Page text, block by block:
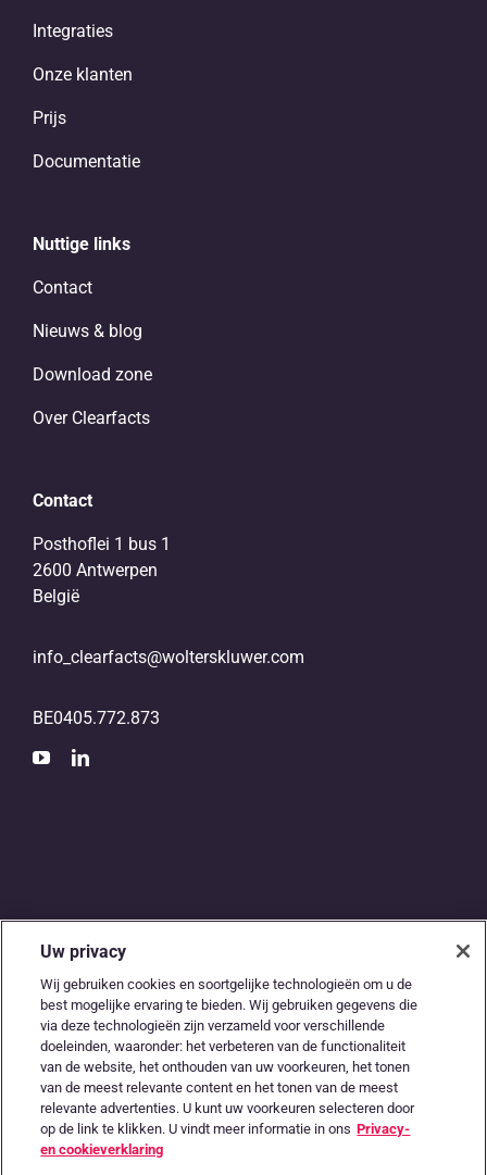
Integraties
Onze klanten
Prijs
Documentatie
Nuttige links
Contact
Nieuws & blog
Download zone
Over Clearfacts
Contact
Posthoflei 1 bus 1
2600 Antwerpen
België
info_clearfacts@wolterskluwer.com
BE0405.772.873
De digitale snelweg
tussen
accountants en
ondernemers
Uw privacy
Wij gebruiken cookies en soortgelijke technologieën om u de
best mogelijke ervaring te bieden. Wij gebruiken gegevens die
via deze technologieën zijn verzameld voor verschillende
doeleinden, waaronder: het verbeteren van de functionaliteit
van de website, het onthouden van uw voorkeuren, het tonen
van de meest relevante content en het tonen van de meest
relevante advertenties. U kunt uw voorkeuren selecteren door
op de link te klikken. U vindt meer informatie in ons Privacy-
en cookieverklaring